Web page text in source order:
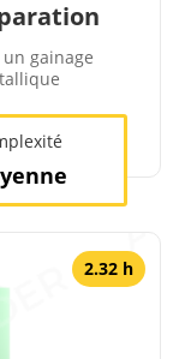
gainage
2.32 h